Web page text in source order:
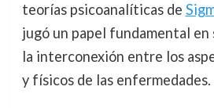
teorías psicoanalíticas de
jugó un papel fundamental en
la interconexión entre los
y físicos de las enfermedades.